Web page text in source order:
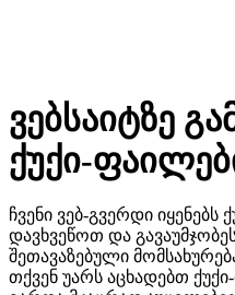
ვებსაიტზე
ქუქი-
ჩვენი ვებ-გვერდი
დავხვეწოთ და
შეთავაზებული
თქვენ უარს აცხადებთ